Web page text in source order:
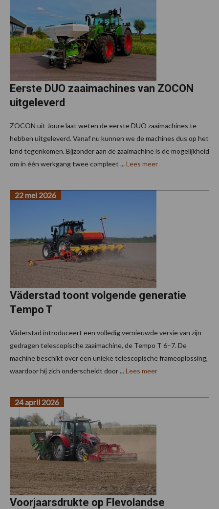
Eerste DUO zaaimachines van ZOCON
uitgeleverd
ZOCON uit Joure laat weten de eerste DUO zaaimachines te
hebben uitgeleverd. Vanaf nu kunnen we de machines dus op het
land tegenkomen. Bijzonder aan de zaaimachine is de mogelijkheid
om in één werkgang twee compleet ... Lees meer
Väderstad toont volgende generatie
Tempo T
22 mei 2026
Väderstad introduceert een volledig vernieuwde versie van zijn
gedragen telescopische zaaimachine, de Tempo T 6–7. De
machine beschikt over een unieke telescopische frameoplossing,
waardoor hij zich onderscheidt door ... Lees meer
Voorjaarsdrukte op Flevolandse
24 april 2026